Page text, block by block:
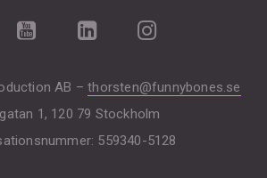
AB –thorsten@funnybones.se
1, 120 79 Stockholm
559340-5128